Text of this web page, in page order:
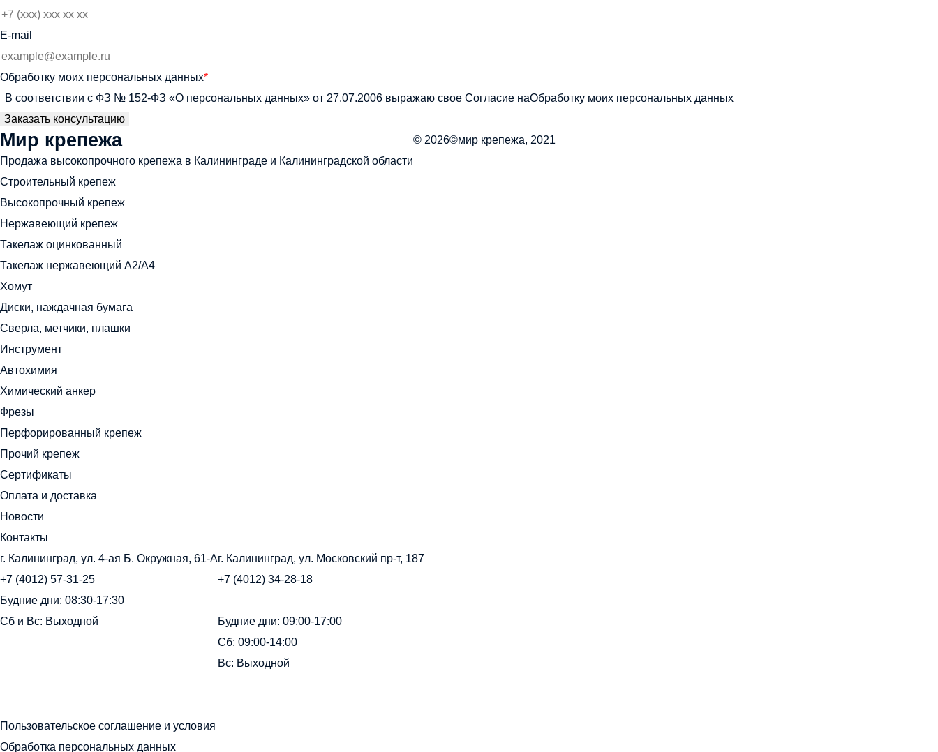
E-mail
Обработку моих персональных данных*
В соответствии с ФЗ № 152-ФЗ «О персональных данных» от 27.07.2006 выражаю свое Согласие наОбработку моих персональных данных
Мир крепежа
Продажа высокопрочного крепежа в Калининграде и Калининградской области
© 2026©мир крепежа, 2021
Строительный крепеж
Высокопрочный крепеж
Нержавеющий крепеж
Такелаж оцинкованный
Такелаж нержавеющий А2/А4
Хомут
Диски, наждачная бумага
Сверла, метчики, плашки
Инструмент
Автохимия
Химический анкер
Фрезы
Перфорированный крепеж
Прочий крепеж
Сертификаты
Оплата и доставка
Новости
Контакты
г. Калининград, ул. 4-ая Б. Окружная, 61-А
+7 (4012) 57-31-25
Будние дни: 08:30-17:30
Сб и Вс: Выходной
г. Калининград, ул. Московский пр-т, 187
+7 (4012) 34-28-18
Будние дни: 09:00-17:00
Сб: 09:00-14:00
Вс: Выходной
Пользовательское соглашение и условия
Обработка персональных данных